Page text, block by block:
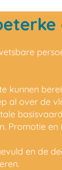
over de
Promotie
en de